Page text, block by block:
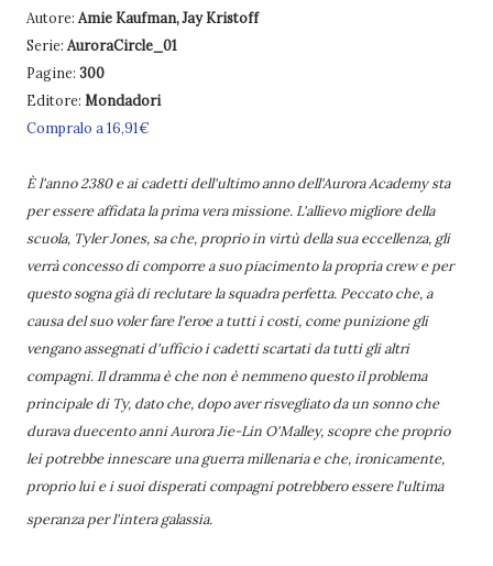
Autore: Amie Kaufman, Jay Kristoff
Serie: AuroraCircle_01
Pagine: 300
Editore: Mondadori
Compralo a 16,91€
È l'anno 2380 e ai cadetti dell'ultimo anno dell'Aurora Academy sta
per essere affidata la prima vera missione. L'allievo migliore della
scuola, Tyler Jones, sa che, proprio in virtù della sua eccellenza, gli
verrà concesso di comporre a suo piacimento la propria crew e per
questo sogna già di reclutare la squadra perfetta. Peccato che, a
causa del suo voler fare l'eroe a tutti i costi, come punizione gli
vengano assegnati d'ufficio i cadetti scartati da tutti gli altri
compagni. Il dramma è che non è nemmeno questo il problema
principale di Ty, dato che, dopo aver risvegliato da un sonno che
durava duecento anni Aurora Jie-Lin O'Malley, scopre che proprio
lei potrebbe innescare una guerra millenaria e che, ironicamente,
proprio lui e i suoi disperati compagni potrebbero essere l'ultima
speranza per l'intera galassia.